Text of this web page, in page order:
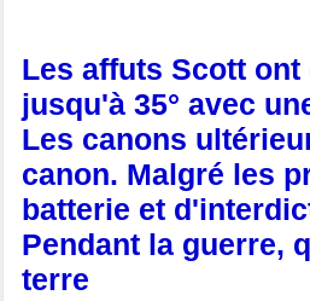
Les affuts Scott
jusqu'à 35° avec
Les canons
canon. Malgré les
batterie et
Pendant la guerre,
terre